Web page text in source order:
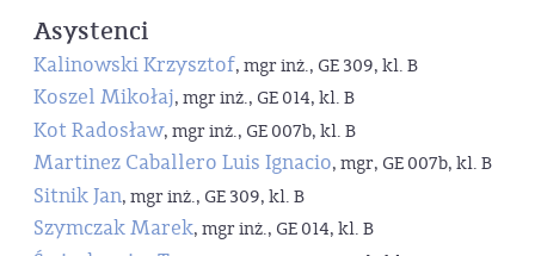
Asystenci
Kalinowski Krzysztof, mgr inż., GE 309, kl. B
Koszel Mikołaj, mgr inż., GE 014, kl. B
Kot Radosław, mgr inż., GE 007b, kl. B
Martinez Caballero Luis Ignacio, mgr, GE 007b, kl. B
Sitnik Jan, mgr inż., GE 309, kl. B
Szymczak Marek, mgr inż., GE 014, kl. B